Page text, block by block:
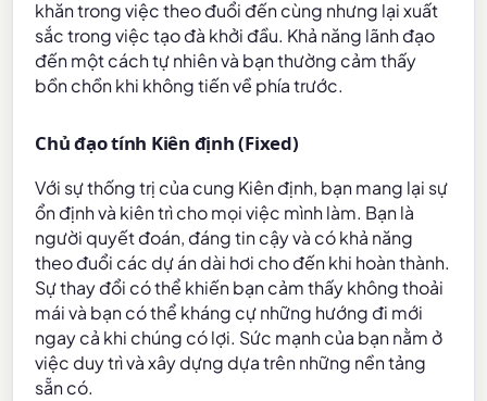
khăn trong việc theo đuổi đến cùng nhưng lại xuất
sắc trong việc tạo đà khởi đầu. Khả năng lãnh đạo
đến một cách tự nhiên và bạn thường cảm thấy
bồn chồn khi không tiến về phía trước.
Chủ đạo tính Kiên định (Fixed)
Với sự thống trị của cung Kiên định, bạn mang lại sự
ổn định và kiên trì cho mọi việc mình làm. Bạn là
người quyết đoán, đáng tin cậy và có khả năng
theo đuổi các dự án dài hơi cho đến khi hoàn thành.
Sự thay đổi có thể khiến bạn cảm thấy không thoải
mái và bạn có thể kháng cự những hướng đi mới
ngay cả khi chúng có lợi. Sức mạnh của bạn nằm ở
việc duy trì và xây dựng dựa trên những nền tảng
sẵn có.